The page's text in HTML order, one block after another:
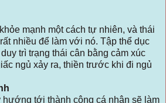
mạnh một cách tự nhiên, và thái
nhiều để làm với nó. Tập thể dục
trì trạng thái cân bằng cảm xúc
ngủ xảy ra, thiền trước khi đi ngủ
tới thành công cá nhân sẽ làm